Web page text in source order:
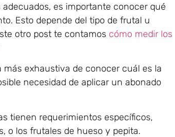
es importante conocer qué
Esto depende del tipo de frutal u
otro post te contamos cómo medir los
exhaustiva de conocer cuál es la
necesidad de aplicar un abonado
tienen requerimientos específicos,
o los frutales de hueso y pepita.